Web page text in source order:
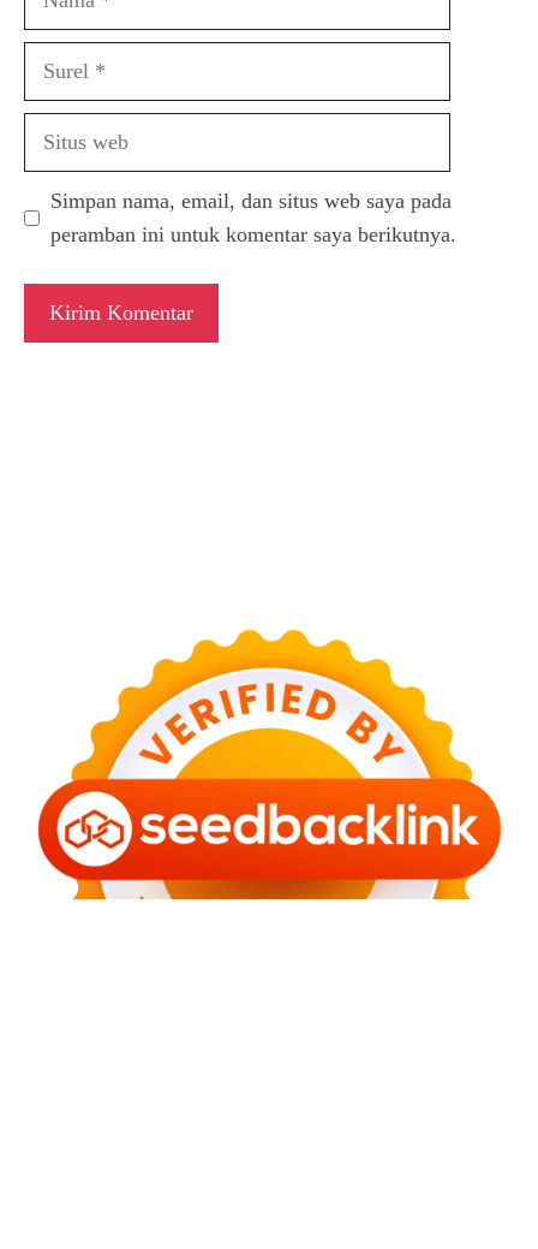
Surel
Situs
Simpan nama, email, dan situs web saya pada
peramban ini untuk komentar saya berikutnya.